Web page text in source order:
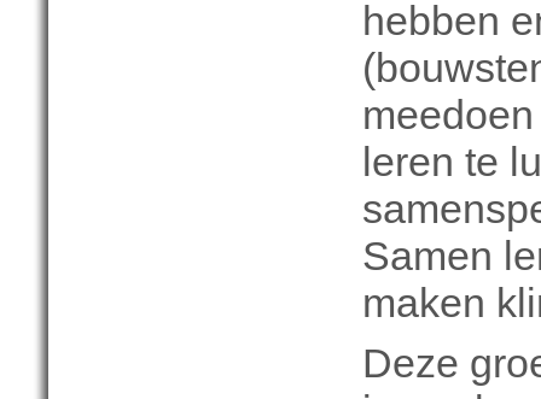
hebben
leren te
Samen
maken
Deze